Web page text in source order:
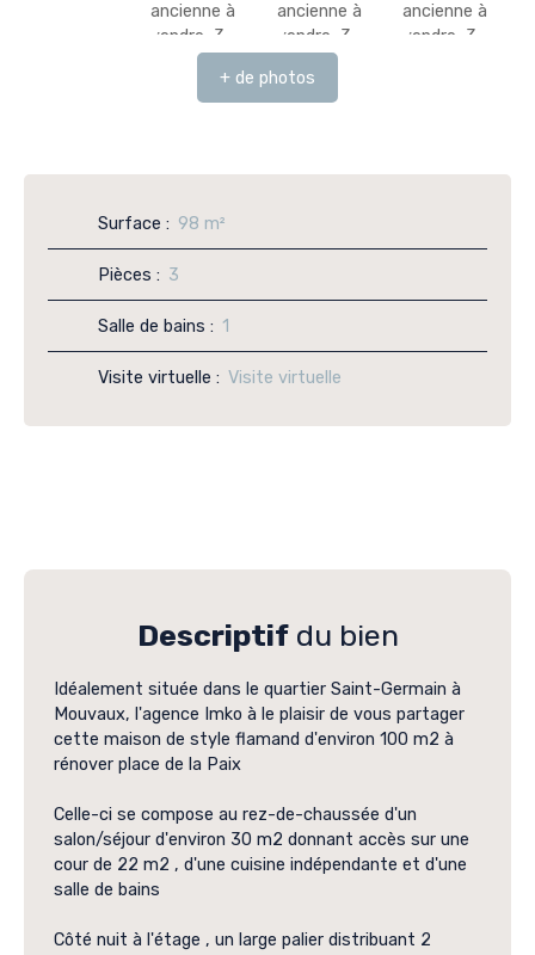
+ de photos
Surface : 98 m²
Pièces : 3
Salle de bains : 1
Visite virtuelle : Visite virtuelle
Descriptifdu bien
Idéalement située dans le quartier Saint-Germain à
Mouvaux, l'agence Imko à le plaisir de vous partager
cette maison de style flamand d'environ 100 m2 à
rénover place de la Paix
Celle-ci se compose au rez-de-chaussée d'un
salon/séjour d'environ 30 m2 donnant accès sur une
cour de 22 m2 , d'une cuisine indépendante et d'une
salle de bains
Côté nuit à l'étage , un large palier distribuant 2